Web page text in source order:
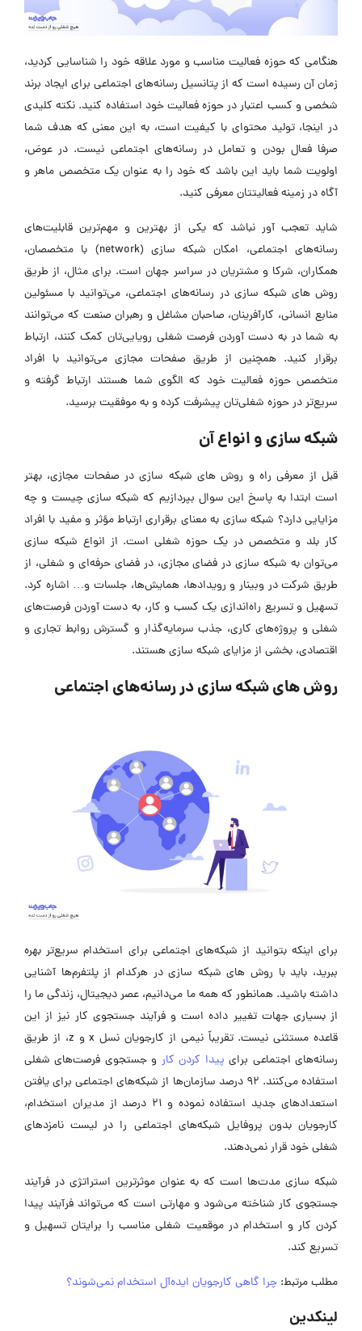
هنگامی که حوزه فعالیت مناسب و مورد علاقه خود را شناسایی کردید،
زمان آن رسیده است که از پتانسیل رسانه‌های اجتماعی برای ایجاد برند
شخصی و کسب اعتبار در حوزه فعالیت خود استفاده کنید. نکته کلیدی
در اینجا، تولید محتوای با کیفیت است، به این معنی که هدف شما
صرفا فعال بودن و تعامل در رسانه‌های اجتماعی نیست. در عوض،
اولویت شما باید این باشد که خود را به عنوان یک متخصص ماهر و
آگاه در زمینه فعالیتتان معرفی کنید.
شاید تعجب آور نباشد که یکی از بهترین و مهم‌ترین قابلیت‌های
رسانه‌های اجتماعی، امکان شبکه سازی (network) با متخصصان،
همکاران، شرکا و مشتریان در سراسر جهان است. برای مثال، از طریق
روش های شبکه سازی در رسانه‌های اجتماعی، می‌توانید با مسئولین
منابع انسانی، کارآفرینان، صاحبان مشاغل و رهبران صنعت که می‌توانند
به شما در به دست آوردن فرصت شغلی رویایی‌تان کمک کنند، ارتباط
برقرار کنید. همچنین از طریق صفحات مجازی می‌توانید با افراد
متخصص حوزه فعالیت خود که الگوی شما هستند ارتباط گرفته و
سریع‌تر در حوزه شغلی‌تان پیشرفت کرده و به موفقیت برسید.
شبکه سازی و انواع آن
قبل از معرفی راه و روش های شبکه سازی در صفحات مجازی، بهتر
است ابتدا به پاسخ این سوال بپردازیم که شبکه سازی چیست و چه
مزایایی دارد؟ شبکه سازی به معنای برقراری ارتباط مؤثر و مفید با افراد
کار بلد و متخصص در یک حوزه شغلی است. از انواع شبکه سازی
می‌توان به شبکه سازی در فضای مجازی، در فضای حرفه‌ای و شغلی، از
طریق شرکت در وبینار و رویدادها، همایش‌ها، جلسات و… اشاره کرد.
تسهیل و تسریع راه‌اندازی یک کسب و کار، به دست آوردن فرصت‌های
شغلی و پروژه‌های کاری، جذب سرمایه‌گذار و گسترش روابط تجاری و
اقتصادی، بخشی از مزایای شبکه سازی هستند.
روش های شبکه سازی در رسانه‌های اجتماعی
برای اینکه بتوانید از شبکه‌های اجتماعی برای استخدام سریع‌تر بهره
ببرید، باید با روش های شبکه سازی در هرکدام از پلتفرم‌ها آشنایی
داشته باشید. همانطور که همه ما می‌دانیم، عصر دیجیتال، زندگی ما را
از بسیاری جهات تغییر داده است و فرآیند جستجوی کار نیز از این
قاعده مستثنی نیست. تقریباً نیمی از کارجویان نسل x و z، از طریق
رسانه‌های اجتماعی برای پیدا کردن کار و جستجوی فرصت‌های شغلی
استفاده می‌کنند. 92 درصد سازمان‌ها از شبکه‌های اجتماعی برای یافتن
استعدادهای جدید استفاده نموده و 21 درصد از مدیران استخدام،
کارجویان بدون پروفایل شبکه‌های اجتماعی را در لیست نامزدهای
شغلی خود قرار نمی‌دهند.
شبکه سازی مدت‌ها است که به عنوان موثرترین استراتژی در فرآیند
جستجوی کار شناخته می‌شود و مهارتی است که می‌تواند فرآیند پیدا
کردن کار و استخدام در موقعیت شغلی مناسب را برایتان تسهیل و
تسریع کند.
مطلب مرتبط: چرا گاهی کارجویان ایده‌آل استخدام نمی‌شوند؟
لینکدین